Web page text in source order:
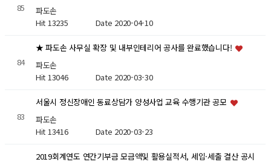
85
파도손
Hit 13235 Date 2020-04-10
84
★ 파도손 사무실 확장 및 내부인테리어 공사를 완료했습니다!
파도손
Hit 13046 Date 2020-03-30
83
서울시 정신장애인 동료상담가 양성사업 교육 수행기관 공모
파도손
Hit 13416 Date 2020-03-23
2019회계연도 연간기부금 모금액및 활용실적서, 세입·세출 결산 공시